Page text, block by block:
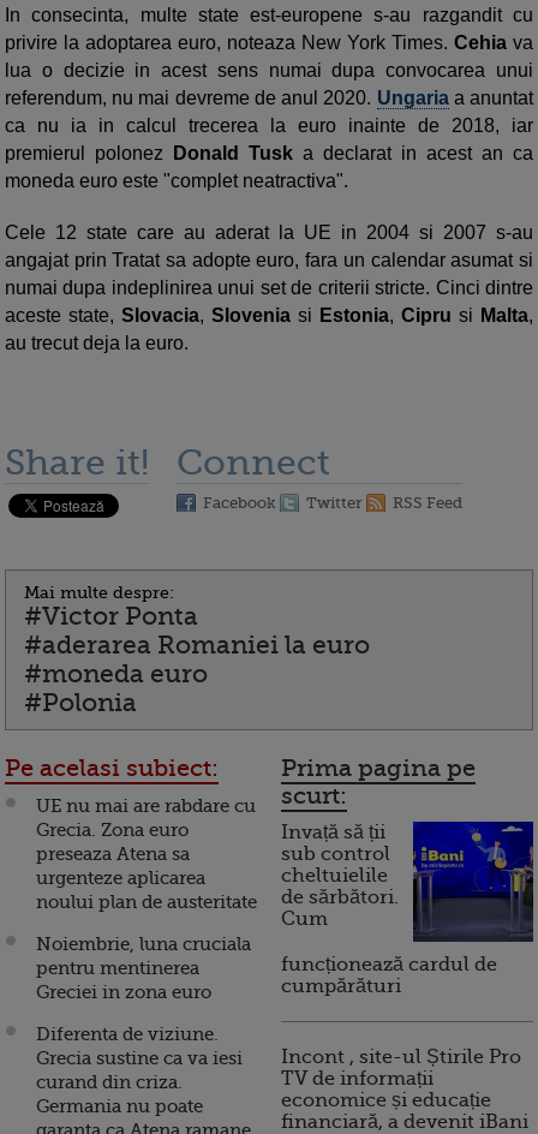
In consecinta, multe state est-europene s-au razgandit cu
privire la adoptarea euro, noteaza New York Times. Cehia va
lua o decizie in acest sens numai dupa convocarea unui
referendum, nu mai devreme de anul 2020. Ungaria a anuntat
ca nu ia in calcul trecerea la euro inainte de 2018, iar
premierul polonez
Donald Tusk a declarat in acest an ca
moneda euro este "complet neatractiva".
Cele 12 state care au aderat la UE in 2004 si 2007 s-au
angajat prin Tratat sa adopte euro, fara un calendar asumat si
numai dupa indeplinirea unui set de criterii stricte. Cinci dintre
aceste state, Slovacia, Slovenia si Estonia, Cipru si Malta,
au trecut deja la euro.
Share it! Connect
Facebook Twitter RSS Feed
Mai multe despre:
#Victor Ponta
#aderarea Romaniei la euro
#moneda euro
#Polonia
Pe acelasi subiect:
UE nu mai are rabdare cu
Grecia. Zona euro
preseaza Atena sa
urgenteze aplicarea
noului plan de austeritate
Noiembrie, luna cruciala
pentru mentinerea
Greciei in zona euro
Diferenta de viziune.
Grecia sustine ca va iesi
curand din criza.
Germania nu poate
Prima pagina pe
scurt:
Invață să ții
sub control
cheltuielile
de sărbători.
Cum
funcționează cardul de
cumpărături
Incont , site-ul Știrile Pro
TV de informații
economice și educație
financiară, a devenit iBani